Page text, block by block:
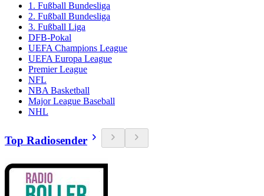
1. Fußball Bundesliga
2. Fußball Bundesliga
3. Fußball Liga
DFB-Pokal
UEFA Champions League
UEFA Europa League
Premier League
NFL
NBA Basketball
Major League Baseball
NHL
Top Radiosender